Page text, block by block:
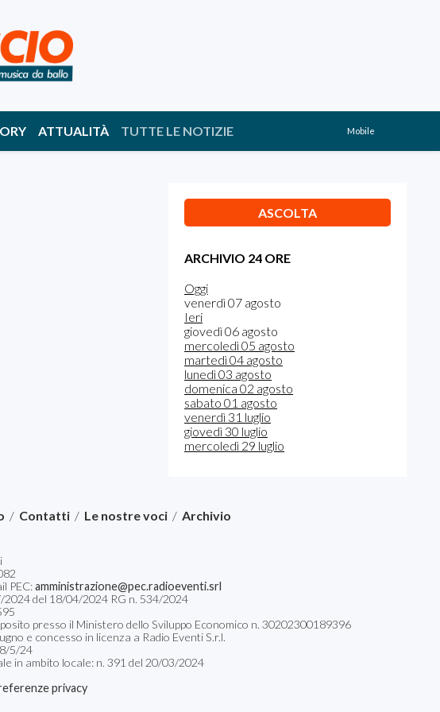
ATTUALITÀ TUTTE LE NOTIZIE Mobile
ASCOLTA
ARCHIVIO 24 ORE
Oggi
venerdì 07 agosto
Ieri
giovedì 06 agosto
mercoledì 05 agosto
martedì 04 agosto
lunedì 03 agosto
domenica 02 agosto
sabato 01 agosto
venerdì 31 luglio
giovedì 30 luglio
mercoledì 29 luglio
/ Contatti / Le nostre voci / Archivio
PEC:amministrazione@pec.radioeventi.srl
del 18/04/2024 RG n. 534/2024
presso il Ministero dello Sviluppo Economico n. 30202300189396
e concesso in licenza a Radio Eventi S.r.l.
5/24
in ambito locale: n. 391 del 20/03/2024
privacy